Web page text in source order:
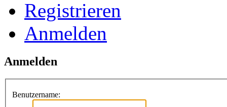
Registrieren
Anmelden
Anmelden
Benutzername: